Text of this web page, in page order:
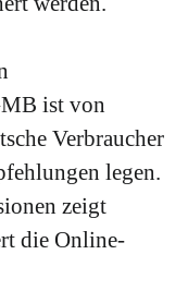
ist von
Verbraucher
legen.
zeigt
die Online-